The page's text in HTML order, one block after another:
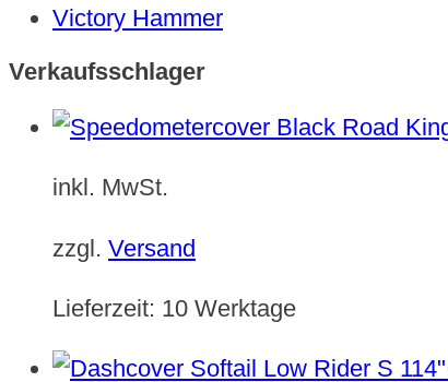
Victory Hammer
Verkaufsschlager
inkl. MwSt.
zzgl. Versand
Lieferzeit: 10 Werktage